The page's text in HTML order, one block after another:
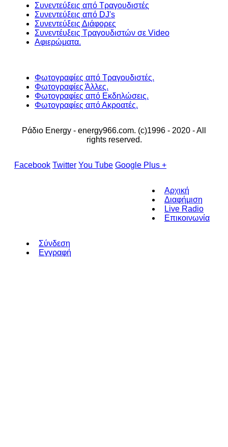
Συνεντεύξεις από Τραγουδιστές
Συνεντεύξεις από DJ's
Συνεντεύξεις Διάφορες
Συνεντέυξεις Τραγουδιστών σε Video
Αφιερώματα.
Φωτογραφίες από Τραγουδιστές.
Φωτογραφίες Άλλες.
Φωτογραφίες από Εκδηλώσεις.
Φωτογραφίες από Ακροατές.
Ράδιο Energy - energy966.com. (c)1996 - 2020 - All
rights reserved.
Facebook Twitter You Tube Google Plus +
Αρχική
Διαφήμιση
Live Radio
Επικοινωνία
Σύνδεση
Εγγραφή